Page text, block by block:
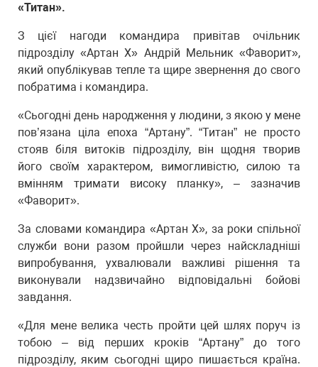
«Титан».
З цієї нагоди командира привітав очільник
підрозділу «Артан Х» Андрій Мельник «Фаворит»,
який опублікував тепле та щире звернення до свого
побратима і командира.
«Сьогодні день народження у людини, з якою у мене
пов’язана ціла епоха “Артану”. “Титан” не просто
стояв біля витоків підрозділу, він щодня творив
його своїм характером, вимогливістю, силою та
вмінням тримати високу планку», – зазначив
«Фаворит».
За словами командира «Артан Х», за роки спільної
служби вони разом пройшли через найскладніші
випробування, ухвалювали важливі рішення та
виконували надзвичайно відповідальні бойові
завдання.
«Для мене велика честь пройти цей шлях поруч із
тобою – від перших кроків “Артану” до того
підрозділу, яким сьогодні щиро пишається країна.